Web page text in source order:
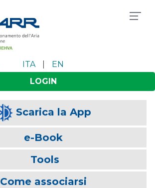
ITA
EN
LOGIN
Scarica la App
e-Book
Tools
Come associarsi